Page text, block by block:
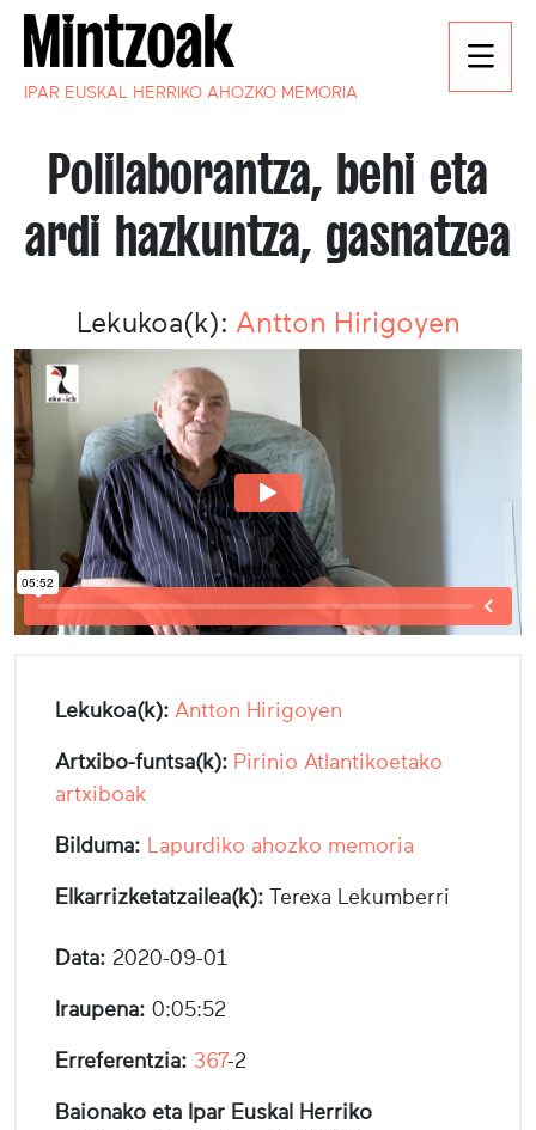
IPAR EUSKAL HERRIKO AHOZKO MEMORIA
Polilaborantza, behi eta
ardi hazkuntza, gasnatzea
Lekukoa(k): Antton Hirigoyen
Lekukoa(k): Antton Hirigoyen
Artxibo-funtsa(k): Pirinio Atlantikoetako
artxiboak
Bilduma: Lapurdiko ahozko memoria
Elkarrizketatzailea(k): Terexa Lekumberri
Data: 2020-09-01
Iraupena: 0:05:52
Erreferentzia: 367-2
Baionako eta Ipar Euskal Herriko